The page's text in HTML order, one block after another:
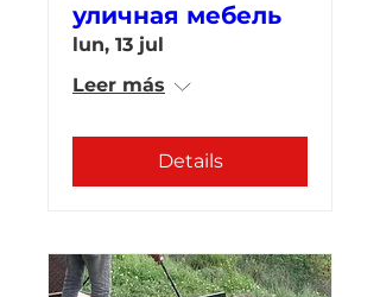
уличная мебель
lun, 13 jul
Leer más
Details